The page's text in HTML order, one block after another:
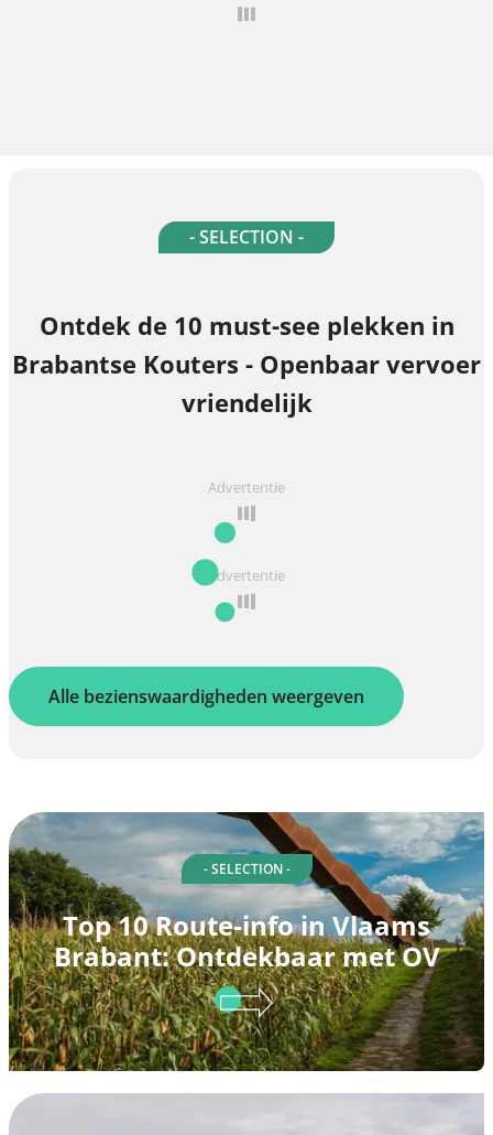
- SELECTION -
Ontdek de 10 must-see plekken in
Brabantse Kouters - Openbaar vervoer
vriendelijk
Advertentie
Advertentie
Alle bezienswaardigheden weergeven
- SELECTION -
Top 10 Route-info in Vlaams
Brabant: Ontdekbaar met OV